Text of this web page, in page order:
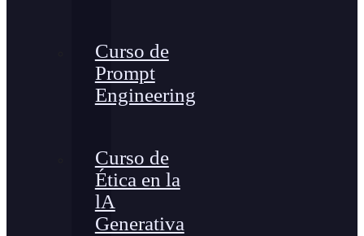
Curso de
Prompt
Engineering
Curso de
Ética en la
lA
Generativa